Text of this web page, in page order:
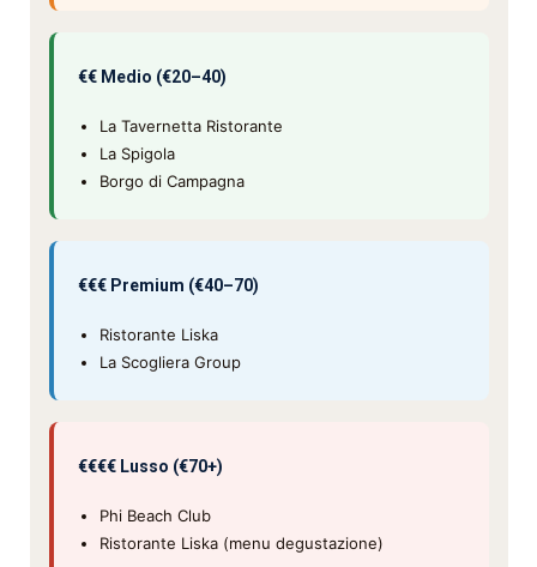
€€ Medio (€20–40)
La Tavernetta Ristorante
La Spigola
Borgo di Campagna
€€€ Premium (€40–70)
Ristorante Liska
La Scogliera Group
€€€€ Lusso (€70+)
Phi Beach Club
Ristorante Liska (menu degustazione)